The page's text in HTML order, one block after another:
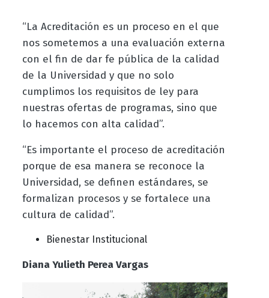
“La Acreditación es un proceso en el que
nos sometemos a una evaluación externa
con el fin de dar fe pública de la calidad
de la Universidad y que no solo
cumplimos los requisitos de ley para
nuestras ofertas de programas, sino que
lo hacemos con alta calidad”.
“Es importante el proceso de acreditación
porque de esa manera se reconoce la
Universidad, se definen estándares, se
formalizan procesos y se fortalece una
cultura de calidad”.
Bienestar Institucional
Diana Yulieth Perea Vargas